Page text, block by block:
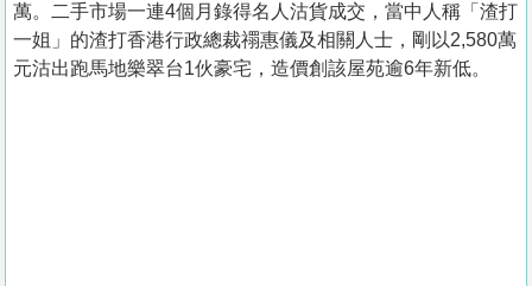
萬。二手市場一連4個月錄得名人沽貨成交，當中人稱「渣打
一姐」的渣打香港行政總裁禤惠儀及相關人士，剛以2,580萬
元沽出跑馬地樂翠台1伙豪宅，造價創該屋苑逾6年新低。